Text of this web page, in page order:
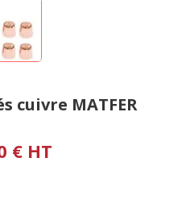
cuivre MATFER
€ HT